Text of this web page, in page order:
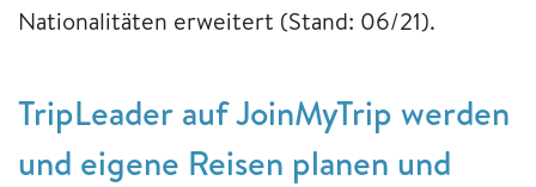
Nationalitäten erweitert (Stand: 06/21).
TripLeader auf JoinMyTrip werden
und eigene Reisen planen und